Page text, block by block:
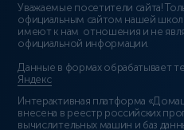
Уважаемые посетители сайта!
официальным сайтом нашей
имеют к нам отношения и не
официальной информации.
Данные в формах обрабатывает
Яндекс
Интерактивная платформа
внесена в реестр российских
вычислительных машин и баз